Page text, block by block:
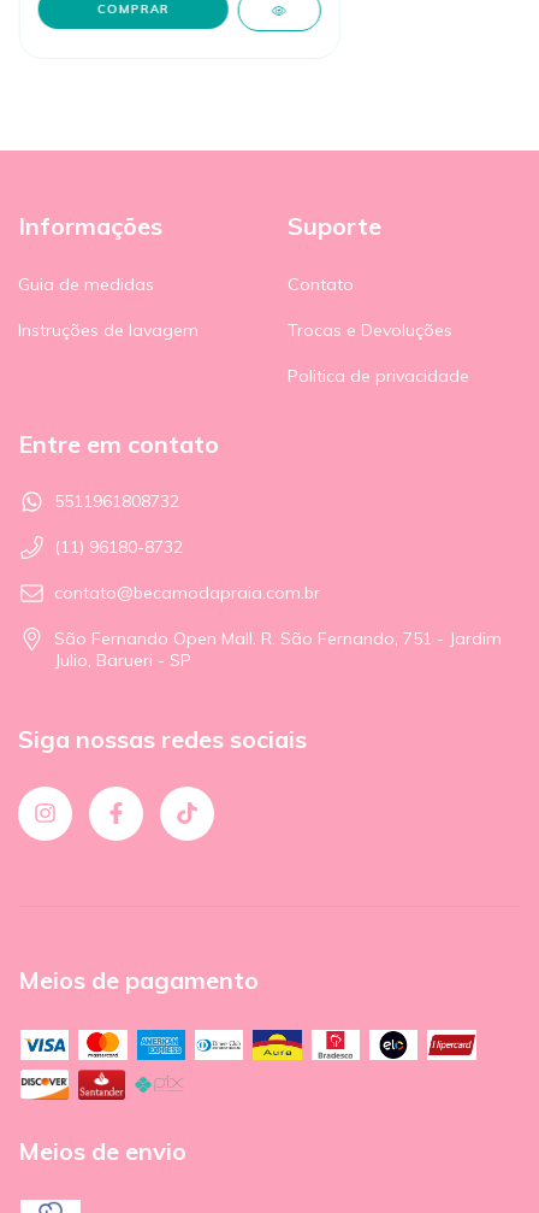
COMPRAR
Informações
Guia de medidas
Instruções de lavagem
Suporte
Contato
Trocas e Devoluções
Politica de privacidade
Entre em contato
5511961808732
(11) 96180-8732
contato@becamodapraia.com.br
São Fernando Open Mall. R. São Fernando, 751 - Jardim
Julio, Barueri - SP
Siga nossas redes sociais
Meios de pagamento
Meios de envio